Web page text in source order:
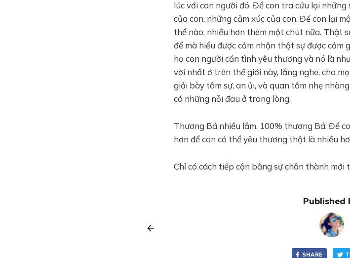
lúc với con người đó. Để con tra cứu lại
của con, những cảm xúc của con. Để con lại
thể nào, nhiều hơn thêm một chút nữa. Thật
để mà hiểu được cảm nhận thật sự được cảm
họ con người cần tình yêu thương và nó là
vời nhất ở trên thế giới này, lắng nghe, cho
giải bày tâm sự, an ủi, và quan tâm nhẹ
có những nỗi đau ở trong lòng.
Thương Bá nhiều lắm. 100% thương Bá. Để
hơn để con có thể yêu thương thật là nhiều
Chỉ có cách tiếp cận bằng sự chân thành mới
Published
SHARE